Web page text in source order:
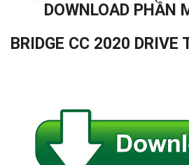
DOWNLOAD PHẦN
BRIDGE CC 2020 DRIVE